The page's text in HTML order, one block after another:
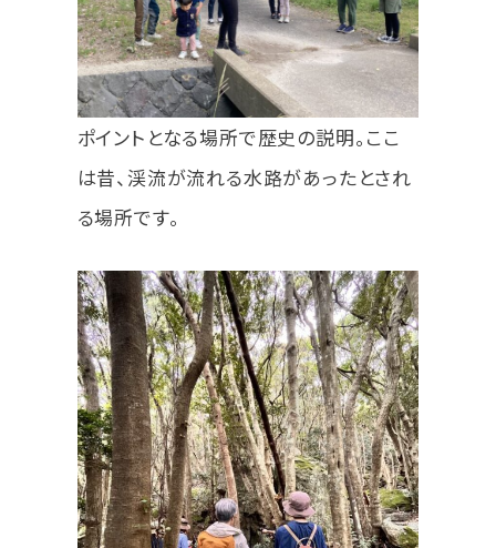
ポイントとなる場所で歴史の説明。ここ
は昔、渓流が流れる水路があったとされ
る場所です。